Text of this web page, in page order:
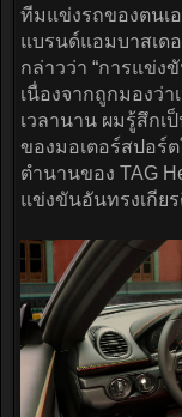
ทีมแข่งรถของตนเ
แบรนด์แอมบาสเดอ
กล่าวว่า “การแข่ง
เนื่องจากถูกมองว่
เวลานาน ผมรู้สึกเ
ของมอเตอร์สปอร์
ตำนานของ TAG
แข่งขันอันทรงเกีย